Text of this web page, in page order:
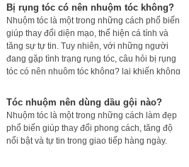
Bị rụng tóc có nên nhuộm tóc không?
Nhuộm tóc là một trong những cách phổ biến
giúp thay đổi diện mạo, thể hiện cá tính và
tăng sự tự tin. Tuy nhiên, với những người
đang gặp tình trạng rụng tóc, câu hỏi bị rụng
tóc có nên nhuộm tóc không? lại khiến không
Tóc nhuộm nên dùng dầu gội nào?
Nhuộm tóc là một trong những cách làm đẹp
phổ biến giúp thay đổi phong cách, tăng độ
nổi bật và tự tin trong giao tiếp hàng ngày.